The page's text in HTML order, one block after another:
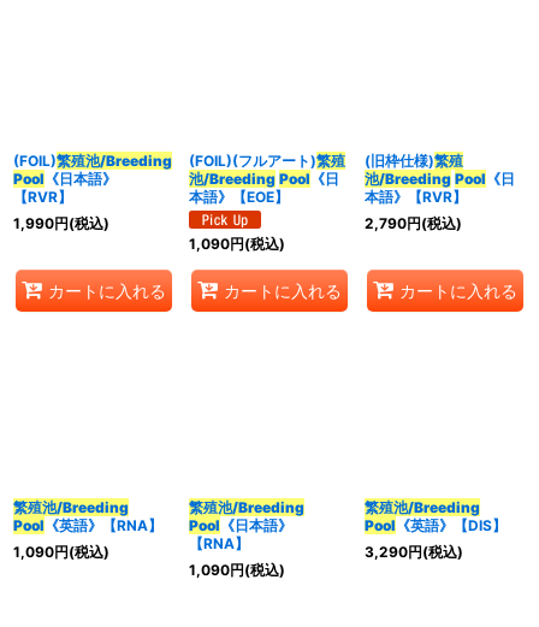
(FOIL)繁殖池/Breeding
Pool 《日本語》
【RVR】
1,990円(税込)
カートに入れる
(FOIL)(フルアート)繁殖
池/Breeding Pool 《日
本語》【EOE】
1,090円(税込)
カートに入れる
(旧枠仕様)繁殖
池/Breeding Pool 《日
本語》【RVR】
2,790円(税込)
カートに入れる
繁殖池/Breeding
Pool 《英語》【RNA】
1,090円(税込)
繁殖池/Breeding
Pool 《日本語》
【RNA】
1,090円(税込)
繁殖池/Breeding
Pool 《英語》【DIS】
3,290円(税込)